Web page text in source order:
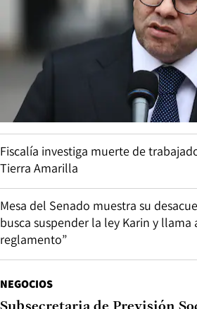
Fiscalía investiga muerte de
Tierra Amarilla
Mesa del Senado muestra su
busca suspender la ley Karin y llama
reglamento”
NEGOCIOS